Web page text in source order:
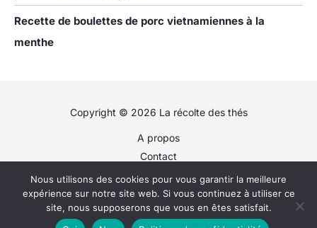
Recette de boulettes de porc vietnamiennes à la
menthe
Copyright © 2026 La récolte des thés
A propos
Contact
Plan du site
Politique de confidentialité
Mentions légales
Nous utilisons des cookies pour vous garantir la meilleure
expérience sur notre site web. Si vous continuez à utiliser ce
site, nous supposerons que vous en êtes satisfait.